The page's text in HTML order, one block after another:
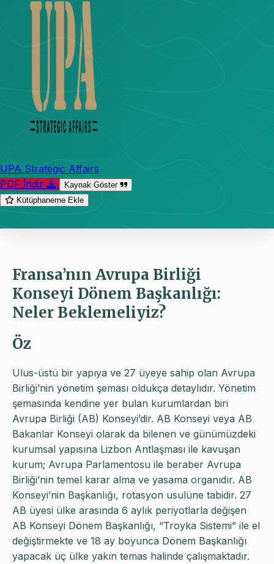
UPA Strategic Affairs
PDF İndir
Kaynak Göster
Kütüphaneme Ekle
Fransa’nın Avrupa Birliği
Konseyi Dönem Başkanlığı:
Neler Beklemeliyiz?
Öz
Ulus-üstü bir yapıya ve 27 üyeye sahip olan Avrupa
Birliği’nin yönetim şeması oldukça detaylıdır. Yönetim
şemasında kendine yer bulan kurumlardan biri
Avrupa Birliği (AB) Konseyi’dir. AB Konseyi veya AB
Bakanlar Konseyi olarak da bilenen ve günümüzdeki
kurumsal yapısına Lizbon Antlaşması ile kavuşan
kurum; Avrupa Parlamentosu ile beraber Avrupa
Birliği’nin temel karar alma ve yasama organıdır. AB
Konseyi’nin Başkanlığı, rotasyon usulüne tabidir. 27
AB üyesi ülke arasında 6 aylık periyotlarla değişen
AB Konseyi Dönem Başkanlığı, “Troyka Sistemi” ile el
değiştirmekte ve 18 ay boyunca Dönem Başkanlığı
yapacak üç ülke yakın temas halinde çalışmaktadır.